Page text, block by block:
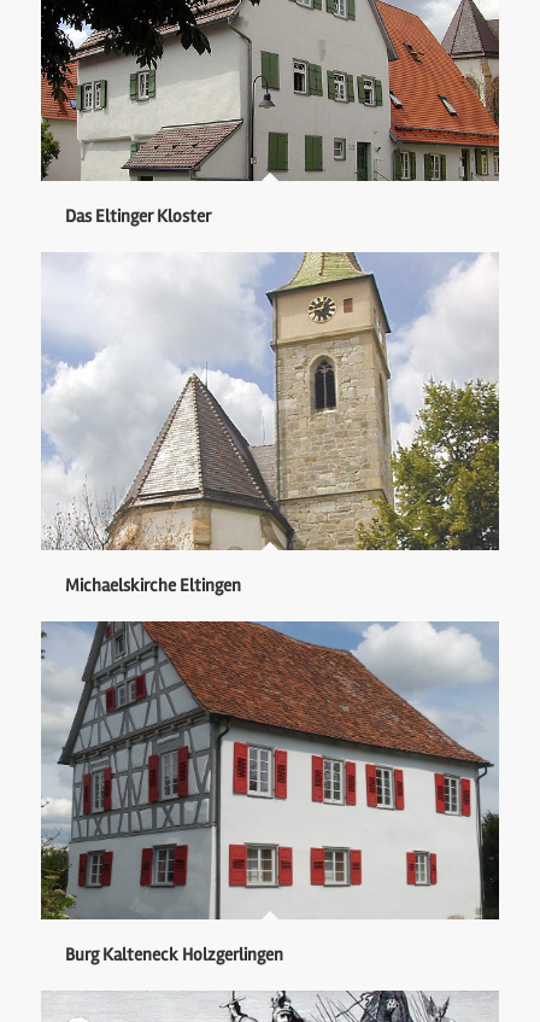
Das Eltinger Kloster
Michaelskirche Eltingen
Burg Kalteneck Holzgerlingen